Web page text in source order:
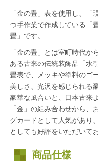
「金の畳」表を使用し、
つ手作業で作成している
畳」です。
「金の畳」とは室町時代か
ある古来の伝統装飾品「水
畳表で、メッキや塗料のゴ
美しさ、光沢を感じられる
豪華な風合いと、日本古来
「金」の組み合わせから、
グカードとして人気があり
としても好評をいただいて
商品仕様